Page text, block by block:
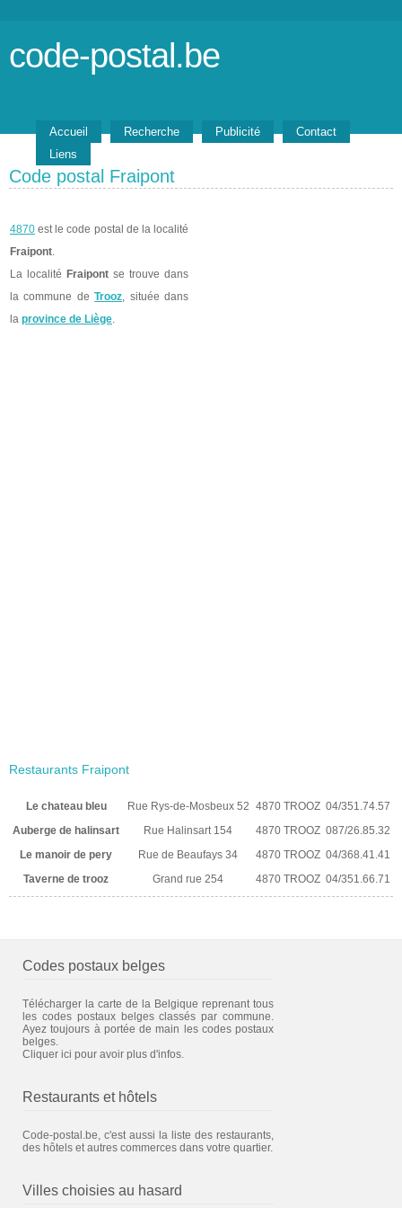
code-postal.be
Accueil Recherche Publicité
Contact
Liens
Code postal Fraipont
4870 est le code postal de la localité
Fraipont.
La localité Fraipont se trouve dans
la commune deTrooz, située dans
la province de Liège.
Restaurants Fraipont
Le chateau bleu Rue Rys-de-Mosbeux 52 4870 TROOZ 04/351.74.57
Auberge de halinsart
Rue Halinsart 154 4870 TROOZ 087/26.85.32
Le manoir de pery
Rue de Beaufays 34 4870 TROOZ 04/368.41.41
Taverne de trooz
Grand rue 254 4870 TROOZ 04/351.66.71
Codes postaux belges
Télécharger la carte de la Belgique reprenant tous
les codes postaux belges classés par commune.
Ayez toujours à portée de main les codes postaux
belges.
Cliquer ici pour avoir plus d'infos.
Restaurants et hôtels
Code-postal.be, c'est aussi la liste des restaurants,
des hôtels et autres commerces dans votre quartier.
Villes choisies au hasard